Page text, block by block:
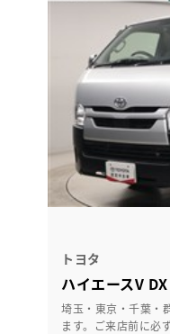
トヨタ
ハイエースV DX
埼玉・東京・千葉・
ます。ご来店前に必